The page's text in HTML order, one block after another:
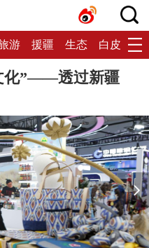
游 援疆 生态 白皮书
化”——透过新疆